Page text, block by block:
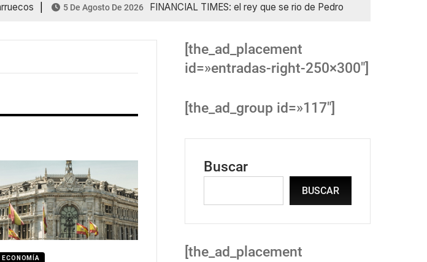
5 De Agosto De 2026 FINANCIAL TIMES: el rey que se rio de Pedro Sanchez
ECONOMÍA
[the_ad_placement
id=»entradas-right-250×300″]
[the_ad_group id=»117″]
Buscar
BUSCAR
[the_ad_placement